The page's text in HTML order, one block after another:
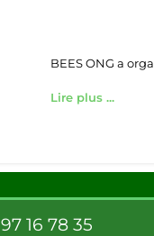
BEES ONG a
Lire plus ...
16 78 35